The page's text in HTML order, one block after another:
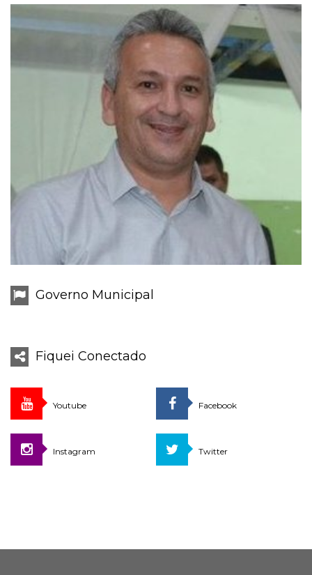
Governo Municipal
Fiquei Conectado
Youtube Facebook
Instagram Twitter